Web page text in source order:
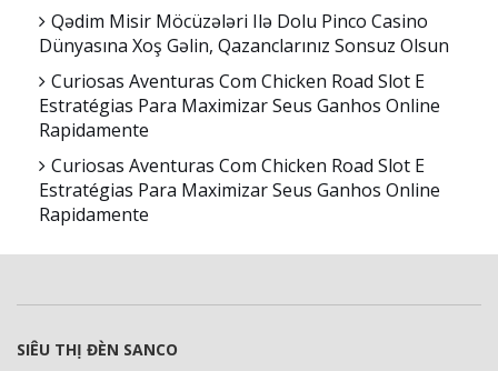
Qədim Misir Möcüzələri Ilə Dolu Pinco Casino
Dünyasına Xoş Gəlin, Qazanclarınız Sonsuz Olsun
Curiosas Aventuras Com Chicken Road Slot E
Estratégias Para Maximizar Seus Ganhos Online
Rapidamente
Curiosas Aventuras Com Chicken Road Slot E
Estratégias Para Maximizar Seus Ganhos Online
Rapidamente
SIÊU THỊ ĐÈN SANCO